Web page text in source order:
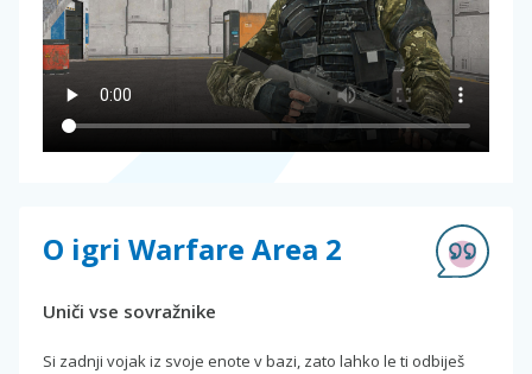
O igri Warfare Area 2
Uniči vse sovražnike
Si zadnji vojak iz svoje enote v bazi, zato lahko le ti odbiješ